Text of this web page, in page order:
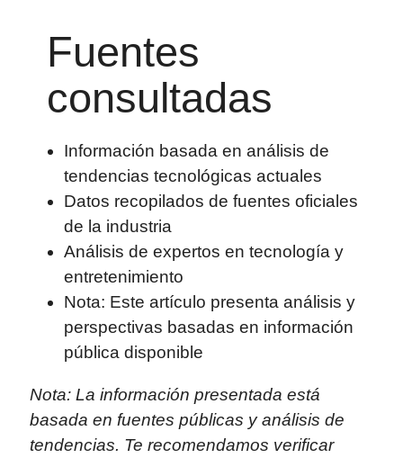
Fuentes
consultadas
Información basada en análisis de
tendencias tecnológicas actuales
Datos recopilados de fuentes oficiales
de la industria
Análisis de expertos en tecnología y
entretenimiento
Nota: Este artículo presenta análisis y
perspectivas basadas en información
pública disponible
Nota: La información presentada está
basada en fuentes públicas y análisis de
tendencias. Te recomendamos verificar